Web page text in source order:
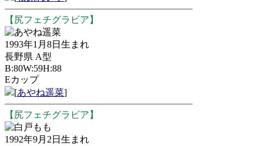
【尻フェチグラビア】
あやね遥菜
1993年1月8日生まれ
長野県 A型
B:80W:59H:88
Eカップ
[あやね遥菜]
【尻フェチグラビア】
白戸もも
1992年9月2日生まれ